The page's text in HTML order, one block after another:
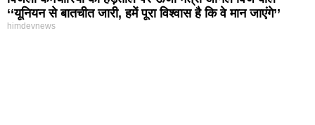
‘‘यूनियन से बातचीत जारी, हमें पूरा विश्वास है कि वे मान जाएंगे’’
himdevnews